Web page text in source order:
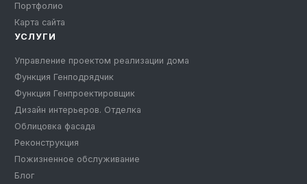
Портфолио
Карта сайта
УСЛУГИ
Управление проектом реализации дома
Функция Генподрядчик
Функция Генпроектировщик
Дизайн интерьеров. Отделка
Облицовка фасада
Реконструкция
Пожизненное обслуживание
Блог